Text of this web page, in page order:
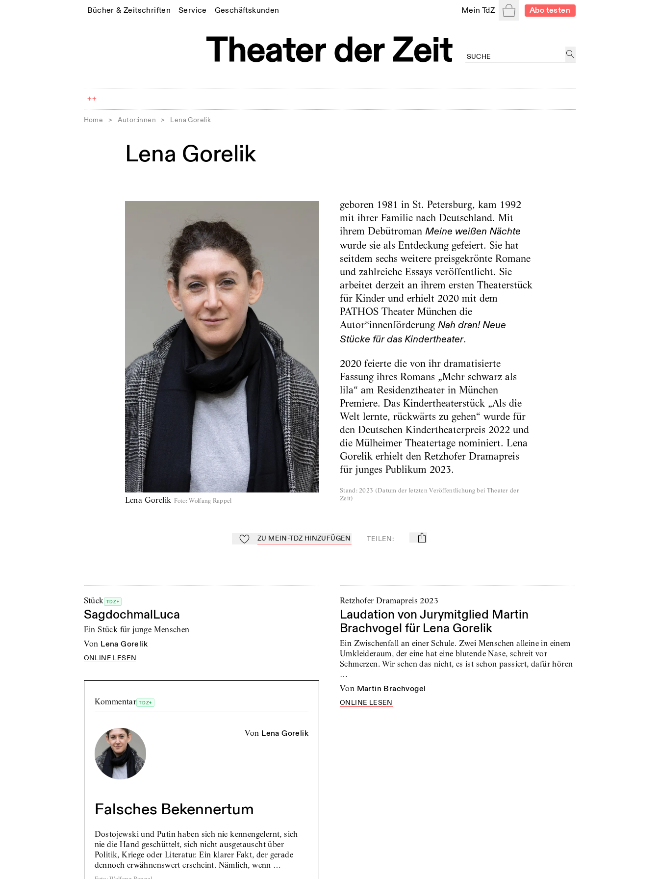
Bücher & Zeitschriften Service Geschäftskunden Mein TdZ WarenkorbAbo testen
++
Home > Autor:innen > Lena Gorelik
Lena Gorelik
Lena Gorelik Foto: Wolfang Rappel
geboren 1981 in St. Petersburg, kam 1992
mit ihrer Familie nach Deutschland. Mit
ihrem Debütroman Meine weißen Nächte
wurde sie als Entdeckung gefeiert. Sie hat
seitdem sechs weitere preisgekrönte Romane
und zahlreiche Essays veröffentlicht. Sie
arbeitet derzeit an ihrem ersten Theaterstück
für Kinder und erhielt 2020 mit dem
PATHOS Theater München die
Autor*innenförderung Nah dran! Neue
Stücke für das Kindertheater.
2020 feierte die von ihr dramatisierte
Fassung ihres Romans „Mehr schwarz als
lila“ am Residenztheater in München
Premiere. Das Kindertheaterstück „Als die
Welt lernte, rückwärts zu gehen“ wurde für
den Deutschen Kindertheaterpreis 2022 und
die Mülheimer Theatertage nominiert. Lena
Gorelik erhielt den Retzhofer Dramapreis
für junges Publikum 2023.
Stand :2023 (Datum der letzten Veröffentlichung bei Theater der
Zeit)
Zu Mein-TdZ hinzufügen
ZU MEIN-TDZ HINZUFÜGEN TEILEN: mail
Stück TDZ+
SagdochmalLuca
Ein Stück für junge Menschen
von Lena Gorelik
ONLINE LESEN
Retzhofer Dramapreis 2023
Laudation von Jurymitglied Martin
Brachvogel für Lena Gorelik
Ein Zwischenfall an einer Schule. Zwei Menschen alleine in einem
Umkleideraum, der eine hat eine blutende Nase, schreit vor
Schmerzen. Wir sehen das nicht, es ist schon passiert, dafür hören
…
von Martin Brachvogel
ONLINE LESEN
Kommentar TDZ+
von Lena Gorelik
Falsches Bekennertum
Dostojewski und Putin haben sich nie kennengelernt, sich
nie die Hand geschüttelt, sich nicht ausgetauscht über
Politik, Kriege oder Literatur. Ein klarer Fakt, der gerade
dennoch erwähnenswert erscheint. Nämlich, wenn …